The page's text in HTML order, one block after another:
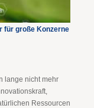
für große Konzerne
lange nicht mehr
Ressourcen